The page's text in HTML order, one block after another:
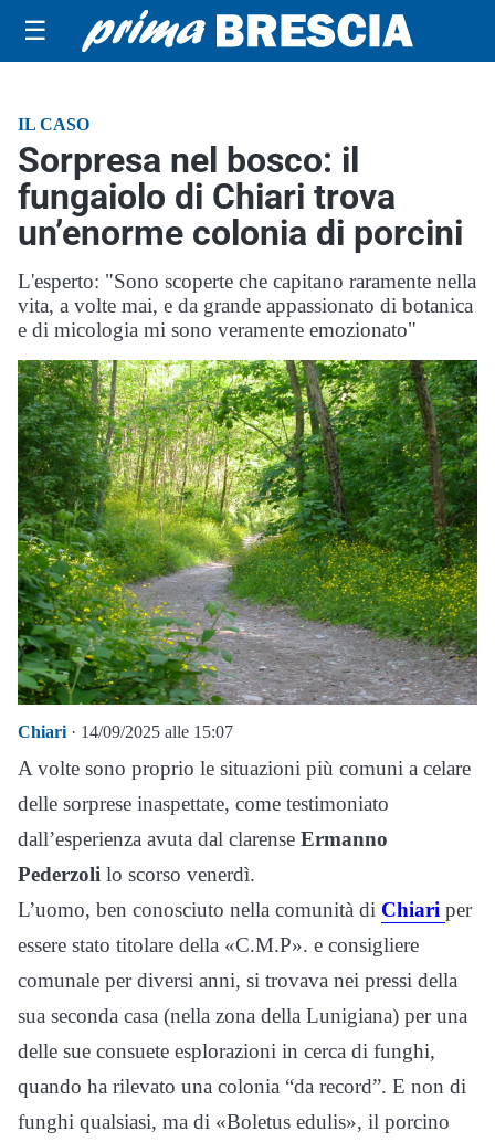
☰
IL CASO
Sorpresa nel bosco: il
fungaiolo di Chiari trova
un’enorme colonia di porcini
L'esperto: "Sono scoperte che capitano raramente nella
vita, a volte mai, e da grande appassionato di botanica
e di micologia mi sono veramente emozionato"
Chiari · 14/09/2025 alle 15:07
A volte sono proprio le situazioni più comuni a celare
delle sorprese inaspettate, come testimoniato
dall’esperienza avuta dal clarense Ermanno
Pederzoli lo scorso venerdì.
L’uomo, ben conosciuto nella comunità di Chiari per
essere stato titolare della «C.M.P». e consigliere
comunale per diversi anni, si trovava nei pressi della
sua seconda casa (nella zona della Lunigiana) per una
delle sue consuete esplorazioni in cerca di funghi,
quando ha rilevato una colonia “da record”. E non di
funghi qualsiasi, ma di «Boletus edulis», il porcino